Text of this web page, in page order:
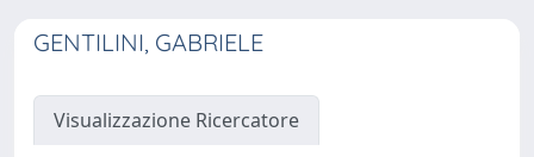
GENTILINI, GABRIELE
Visualizzazione Ricercatore